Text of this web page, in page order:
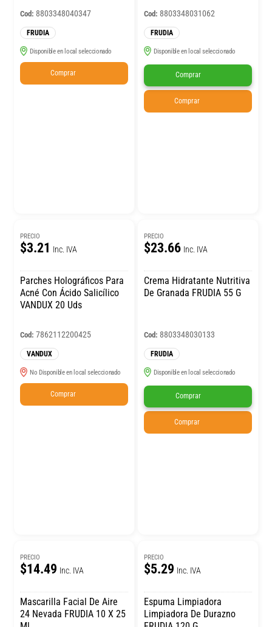
Cod: 8803348040347
FRUDIA
Disponible en local seleccionado
Comprar
Cod: 8803348031062
FRUDIA
Disponible en local seleccionado
Comprar
Comprar
PRECIO
$3.21 Inc. IVA
Parches Holográficos Para
Acné Con Ácido Salicílico
VANDUX 20 Uds
Cod: 7862112200425
VANDUX
No Disponible en local seleccionado
Comprar
PRECIO
$23.66 Inc. IVA
Crema Hidratante Nutritiva
De Granada FRUDIA 55 G
Cod: 8803348030133
FRUDIA
Disponible en local seleccionado
Comprar
Comprar
PRECIO
$14.49 Inc. IVA
Mascarilla Facial De Aire
24 Nevada FRUDIA 10 X 25
PRECIO
$5.29 Inc. IVA
Espuma Limpiadora
Limpiadora De Durazno